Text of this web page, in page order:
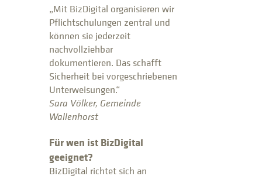
„Mit BizDigital organisieren wir
Pflichtschulungen zentral und
können sie jederzeit
nachvollziehbar
dokumentieren. Das schafft
Sicherheit bei vorgeschriebenen
Unterweisungen.“
Sara Völker, Gemeinde
Wallenhorst
Für wen ist BizDigital
geeignet?
BizDigital richtet sich an